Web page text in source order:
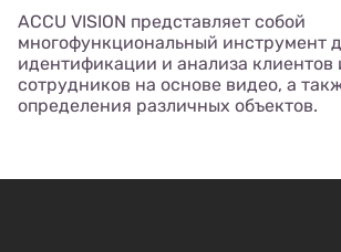
ACCU VISION представляет собой
многофункциональный инструмент
идентификации и анализа клиентов
сотрудников на основе видео, а
определения различных объектов.